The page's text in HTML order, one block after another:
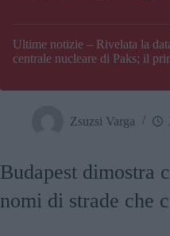
Ultime notizie – Rivelata la
centrale nucleare di Paks; il
Zsuzsi Varga
Budapest dimostra
nomi di strade che